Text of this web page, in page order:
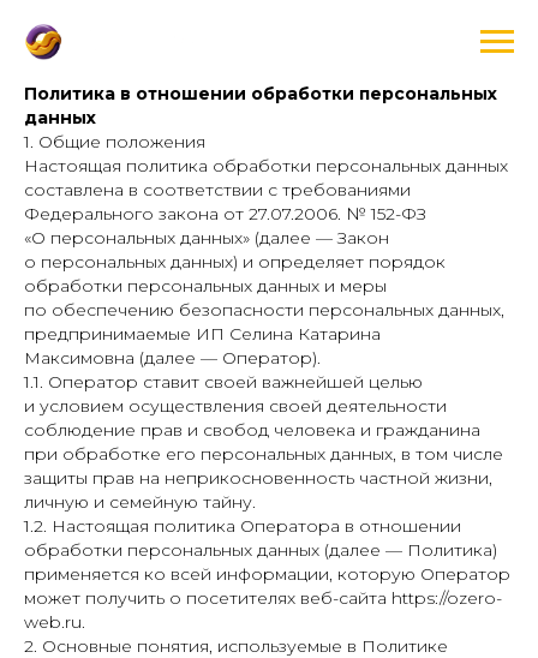
Политика в отношении обработки персональных
данных
1. Общие положения
Настоящая политика обработки персональных данных
составлена в соответствии с требованиями
Федерального закона от 27.07.2006. № 152-ФЗ
«О персональных данных» (далее — Закон
о персональных данных) и определяет порядок
обработки персональных данных и меры
по обеспечению безопасности персональных данных,
предпринимаемые ИП Селина Катарина
Максимовна (далее — Оператор).
1.1. Оператор ставит своей важнейшей целью
и условием осуществления своей деятельности
соблюдение прав и свобод человека и гражданина
при обработке его персональных данных, в том числе
защиты прав на неприкосновенность частной жизни,
личную и семейную тайну.
1.2. Настоящая политика Оператора в отношении
обработки персональных данных (далее — Политика)
применяется ко всей информации, которую Оператор
может получить о посетителях веб-сайта https://ozero-
web.ru.
2. Основные понятия, используемые в Политике